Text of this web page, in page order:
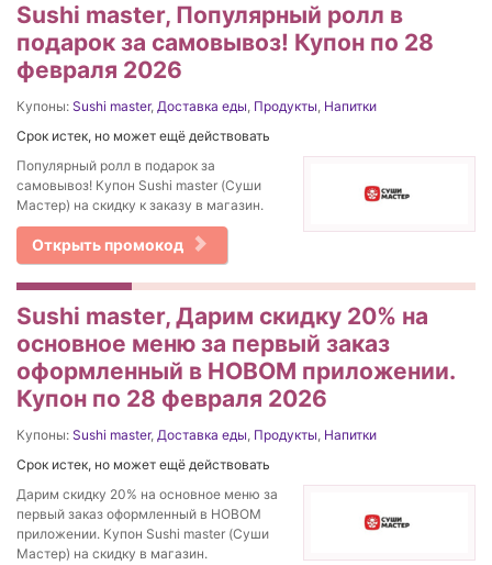
Sushi master, Популярный ролл в
подарок за самовывоз! Купон по 28
февраля 2026
Купоны: Sushi master, Доставка еды, Продукты, Напитки
Срок истек, но может ещё действовать
Популярный ролл в подарок за
самовывоз! Купон Sushi master (Суши
Мастер) на скидку к заказу в магазин.
Открыть промокод
Sushi master, Дарим скидку 20% на
основное меню за первый заказ
оформленный в НОВОМ приложении.
Купон по 28 февраля 2026
Купоны: Sushi master, Доставка еды, Продукты, Напитки
Срок истек, но может ещё действовать
Дарим скидку 20% на основное меню за
первый заказ оформленный в НОВОМ
приложении. Купон Sushi master (Суши
Мастер) на скидку в магазин.